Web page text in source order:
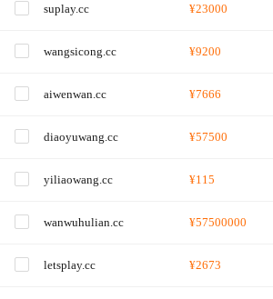
suplay.cc ¥23000
wangsicong.cc ¥9200
aiwenwan.cc ¥7666
diaoyuwang.cc ¥57500
yiliaowang.cc ¥115
wanwuhulian.cc ¥57500000
letsplay.cc ¥2673